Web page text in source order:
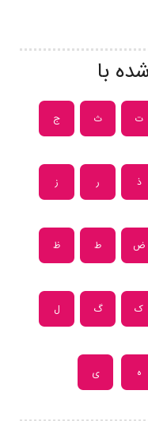
با
ت ث ج
ذ ر ز
ض ط ظ
ک گ ل
ه ی